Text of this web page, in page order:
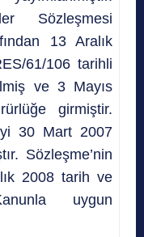
Sözleşmesi
13 Aralık
61/106 tarihli
ve 3 Mayıs
girmiştir.
30 Mart 2007
Sözleşme’nin
2008 tarih ve
uygun